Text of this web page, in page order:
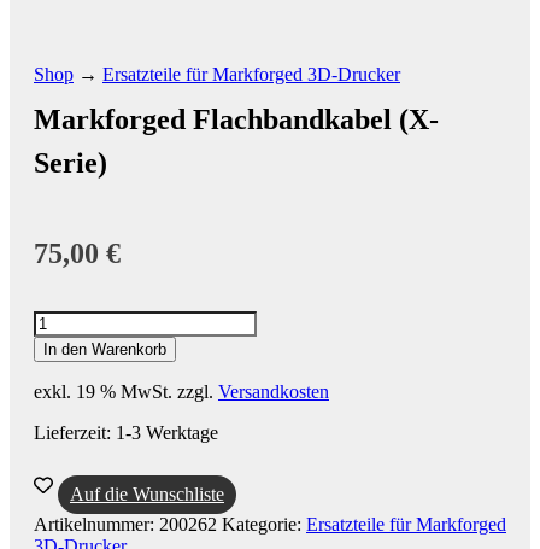
Shop → Ersatzteile für Markforged 3D-Drucker
Markforged Flachbandkabel (X-
Serie)
75,00 €
exkl. 19 % MwSt. zzgl. Versandkosten
Lieferzeit: 1-3 Werktage
Markforged
Flachbandkabel
(X-
Serie)
In den Warenkorb
Auf die Wunschliste
Artikelnummer: 200262 Kategorie: Ersatzteile für Markforged